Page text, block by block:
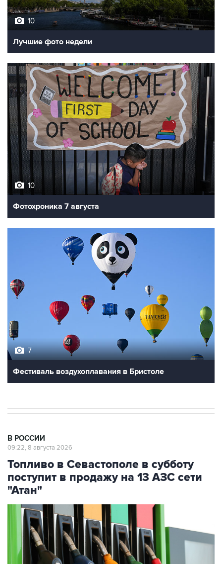
10
Лучшие фото недели
10
Фотохроника 7 августа
7
Фестиваль воздухоплавания в Бристоле
В РОССИИ
09:22, 8 августа 2026
Топливо в Севастополе в субботу
поступит в продажу на 13 АЗС сети
"Атан"